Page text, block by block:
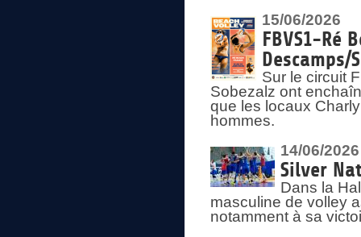
15/06/2026
FBVS1-Ré
Descamps/
Sur le circuit
Sobezalz ont
que les locaux
hommes.
14/06/2026
Silver
Dans la
masculine de volley
notamment à sa